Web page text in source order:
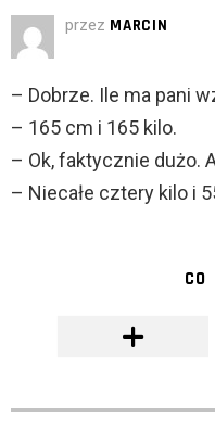
przez MARCIN
– Dobrze. Ile ma pani
– 165 cm i 165 kilo.
– Ok, faktycznie dużo.
– Niecałe cztery kilo i